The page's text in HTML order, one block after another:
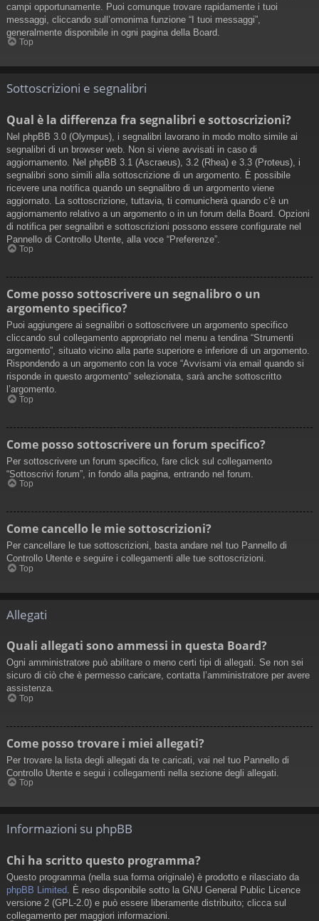
campi opportunamente. Puoi comunque trovare rapidamente i tuoi
messaggi, cliccando sull’omonima funzione “I tuoi messaggi”,
generalmente disponibile in ogni pagina della Board.
Top
Sottoscrizioni e segnalibri
Qual è la differenza fra segnalibri e sottoscrizioni?
Nel phpBB 3.0 (Olympus), i segnalibri lavorano in modo molto simile ai
segnalibri di un browser web. Non si viene avvisati in caso di
aggiornamento. Nel phpBB 3.1 (Ascraeus), 3.2 (Rhea) e 3.3 (Proteus), i
segnalibri sono simili alla sottoscrizione di un argomento. È possibile
ricevere una notifica quando un segnalibro di un argomento viene
aggiornato. La sottoscrizione, tuttavia, ti comunicherà quando c’è un
aggiornamento relativo a un argomento o in un forum della Board. Opzioni
di notifica per segnalibri e sottoscrizioni possono essere configurate nel
Pannello di Controllo Utente, alla voce “Preferenze”.
Top
Come posso sottoscrivere un segnalibro o un
argomento specifico?
Puoi aggiungere ai segnalibri o sottoscrivere un argomento specifico
cliccando sul collegamento appropriato nel menu a tendina “Strumenti
argomento”, situato vicino alla parte superiore e inferiore di un argomento.
Rispondendo a un argomento con la voce “Avvisami via email quando si
risponde in questo argomento” selezionata, sarà anche sottoscritto
l’argomento.
Top
Come posso sottoscrivere un forum specifico?
Per sottoscrivere un forum specifico, fare click sul collegamento
“Sottoscrivi forum”, in fondo alla pagina, entrando nel forum.
Top
Come cancello le mie sottoscrizioni?
Per cancellare le tue sottoscrizioni, basta andare nel tuo Pannello di
Controllo Utente e seguire i collegamenti alle tue sottoscrizioni.
Top
Allegati
Quali allegati sono ammessi in questa Board?
Ogni amministratore può abilitare o meno certi tipi di allegati. Se non sei
sicuro di ciò che è permesso caricare, contatta l’amministratore per avere
assistenza.
Top
Come posso trovare i miei allegati?
Per trovare la lista degli allegati da te caricati, vai nel tuo Pannello di
Controllo Utente e segui i collegamenti nella sezione degli allegati.
Top
Informazioni su phpBB
Chi ha scritto questo programma?
Questo programma (nella sua forma originale) è prodotto e rilasciato da
phpBB Limited . È reso disponibile sotto la GNU General Public Licence
versione 2 (GPL-2.0) e può essere liberamente distribuito; clicca sul
collegamento per maggiori informazioni.